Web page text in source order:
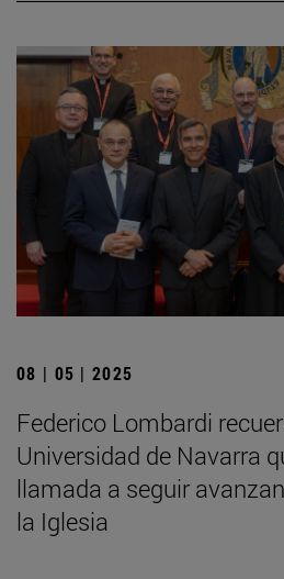
08 | 05 | 2025
Federico Lombardi
Universidad de Navarra
llamada a seguir
la Iglesia